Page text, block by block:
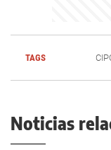
TAGS
Noticias